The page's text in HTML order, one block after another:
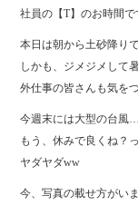
社員の【T】のお時間
本日は朝から土砂降り
しかも、ジメジメして
外仕事の皆さんも気を
今週末には大型の台風…
もう、休みで良くね？
ヤダヤダww
今、写真の載せ方がい